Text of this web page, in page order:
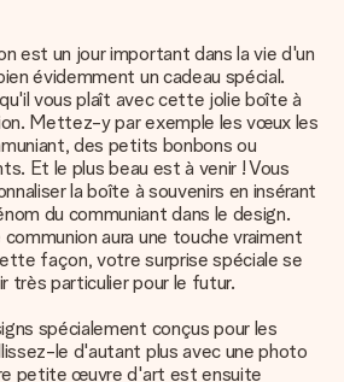
est un jour important dans la vie d'un
évidemment un cadeau spécial.
vous plaît avec cette jolie boîte à
Mettez-y par exemple les vœux les
des petits bonbons ou
Et le plus beau est à venir ! Vous
la boîte à souvenirs en insérant
du communiant dans le design.
aura une touche vraiment
façon, votre surprise spéciale se
très particulier pour le futur.
spécialement conçus pour les
le d'autant plus avec une photo
petite œuvre d'art est ensuite